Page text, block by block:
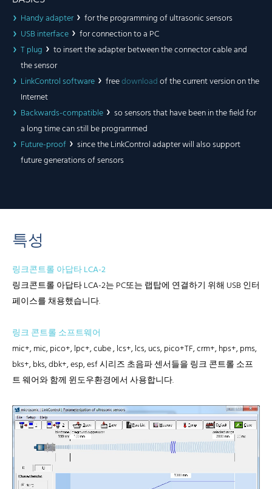
Handy adapter
for the programming of ultrasonic sensors
USB interface
for connection to a PC
T plug
to insert the adapter between the connector cable and
the sensor
LinkControl software
freedownloadof the current version on the
Internet
Backwards-compatible
so sensors that have been in the field for
a long time can still be programmed
Future-proof
since the LinkControl adapter will also support
future generations of sensors
특성
링크콘트롤 아답타 LCA-2
링크콘트롤 아답타 LCA-2는 PC또는 랩탑에 연결하기 위해 USB 인터
페이스를 채용했습니다.
링크 콘트롤 소프트웨어
mic+, mic, pico+, lpc+, cube , lcs+, lcs, ucs, pico+TF, crm+, hps+, pms,
bks+, bks, dbk+, esp, esf 시리즈 초음파 센서들을 링크 콘트롤 소프
트 웨어와 함께 윈도우환경에서 사용합니다.